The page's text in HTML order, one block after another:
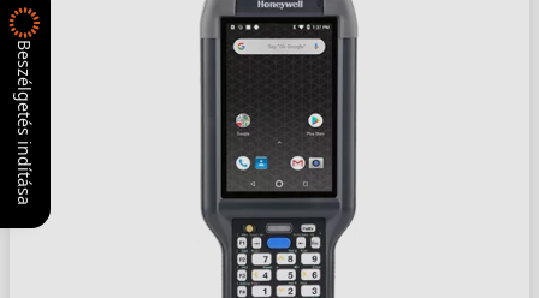
Beszélgetés indítása